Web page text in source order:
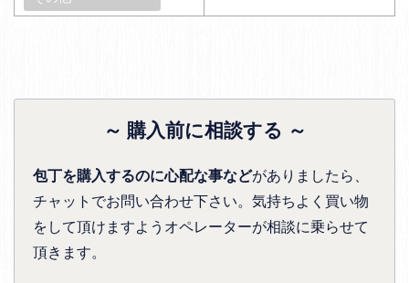
～ 購入前に相談する ～
包丁を購入するのに心配な事などがありましたら、
チャットでお問い合わせ下さい。気持ちよく買い物
をして頂けますようオペレーターが相談に乗らせて
頂きます。